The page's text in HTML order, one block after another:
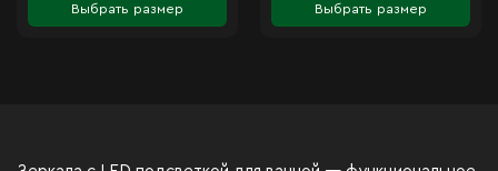
Выбрать размер Выбрать размер